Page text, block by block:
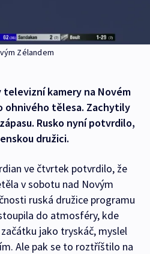
Zélandem
televizní kamery na Novém
ohnivého tělesa. Zachytily
Rusko nyní potvrdilo,
družici.
ve čtvrtek potvrdilo, že
v sobotu nad Novým
ruská družice programu
do atmosféry, kde
jako tryskáč, myslel
Ale pak se to roztříštilo na